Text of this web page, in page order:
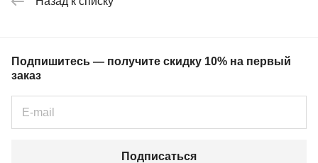
Подпишитесь — получите скидку 10% на первый
заказ
Подписаться